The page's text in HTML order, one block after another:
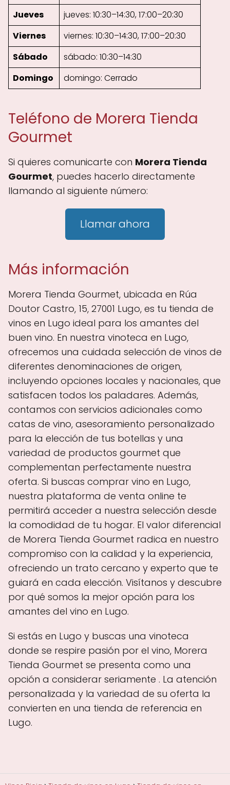
Jueves
jueves: 10:30–14:30, 17:00–20:30
Viernes
viernes: 10:30–14:30, 17:00–20:30
Sábado
sábado: 10:30–14:30
Domingo
domingo: Cerrado
Teléfono de Morera Tienda
Gourmet
Si quieres comunicarte con Morera Tienda
Gourmet, puedes hacerlo directamente
llamando al siguiente número:
Llamar ahora
Más información
Morera Tienda Gourmet, ubicada en Rúa
Doutor Castro, 15, 27001 Lugo, es tu tienda de
vinos en Lugo ideal para los amantes del
buen vino. En nuestra vinoteca en Lugo,
ofrecemos una cuidada selección de vinos de
diferentes denominaciones de origen,
incluyendo opciones locales y nacionales, que
satisfacen todos los paladares. Además,
contamos con servicios adicionales como
catas de vino, asesoramiento personalizado
para la elección de tus botellas y una
variedad de productos gourmet que
complementan perfectamente nuestra
oferta. Si buscas comprar vino en Lugo,
nuestra plataforma de venta online te
permitirá acceder a nuestra selección desde
la comodidad de tu hogar. El valor diferencial
de Morera Tienda Gourmet radica en nuestro
compromiso con la calidad y la experiencia,
ofreciendo un trato cercano y experto que te
guiará en cada elección. Visítanos y descubre
por qué somos la mejor opción para los
amantes del vino en Lugo.
Si estás en Lugo y buscas una vinoteca
donde se respire pasión por el vino, Morera
Tienda Gourmet se presenta como una
opción a considerar seriamente . La atención
personalizada y la variedad de su oferta la
convierten en una tienda de referencia en
Lugo.